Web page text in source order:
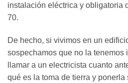
instalación eléctrica y obligatoria
70.
De hecho, si vivimos en un
sospechamos que no la tenemos
llamar a un electricista cuanto
qué es la toma de tierra y ponerla